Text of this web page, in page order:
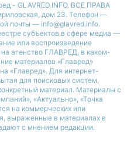
- GLAVRED.INFO. ВСЕ ПРАВА
дом 23. Телефон —
почты — info@glavred.info.
cубъектов в сфере медиа —
или воспроизведение
агенство ГЛАВРЕД, в каком-
материалов «Главред»
«Главред». Для интернет-
для поисковых систем,
материал. Материалы с
«Актуально», «Точка
на коммерческих или
выраженные в материалах в
с мнением редакции.